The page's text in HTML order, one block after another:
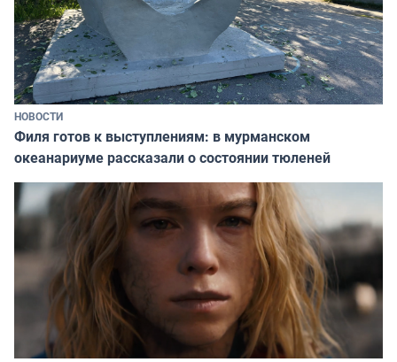
НОВОСТИ
Филя готов к выступлениям: в мурманском
океанариуме рассказали о состоянии тюленей